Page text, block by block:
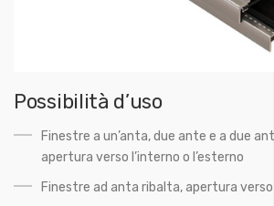
Possibilità d’uso
Finestre a un’anta, due ante e a due
apertura verso l’interno o l’esterno
Finestre ad anta ribalta, apertura verso